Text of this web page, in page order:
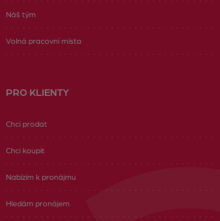
Náš tým
Volná pracovní místa
PRO KLIENTY
Chci prodat
Chci koupit
Nabízím k pronájmu
Hledám pronájem